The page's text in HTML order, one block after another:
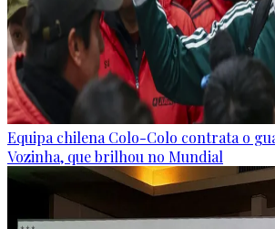
Equipa chilena Colo-Colo contrata o
Vozinha, que brilhou no Mundial